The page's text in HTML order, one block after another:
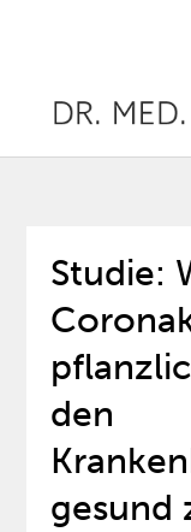
Studie:
den
gesund